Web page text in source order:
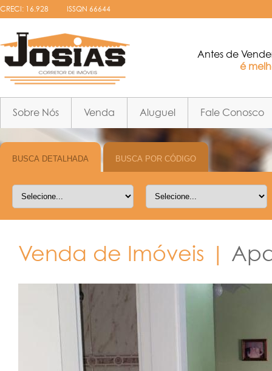
CRECI: 16.928 ISSQN 66644
Antes de
é
Sobre Nós Venda Aluguel Fale Conosco
Venda de Imóveis |